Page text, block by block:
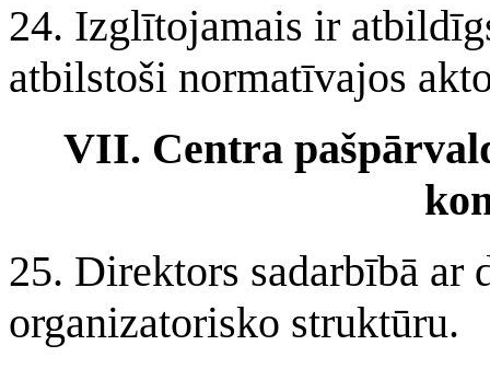
24. Izglītojamais ir
atbilstoši normatīvajos
VII. Centra
25. Direktors sadarbībā ar
organizatorisko struktūru.